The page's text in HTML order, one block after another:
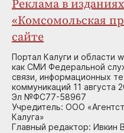
Реклама в
«Комсомольская
сайте
Портал Калуги и области
как СМИ Федеральной
связи, информационных
коммуникаций 11 августа
Эл №ФС77-58967
Учредитель: ООО
Калуга»
Главный редактор: Ивкин